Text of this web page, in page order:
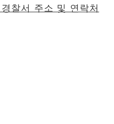
찰서 주소 및 연락처